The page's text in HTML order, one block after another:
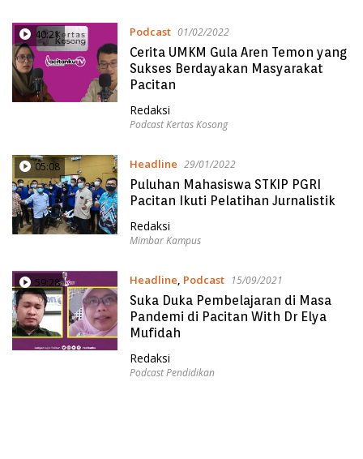
40:21 Podcast 01/02/2022
Cerita UMKM Gula Aren Temon yang
Sukses Berdayakan Masyarakat
Pacitan
Redaksi
Podcast Kertas Kosong
05:08 Headline 29/01/2022
Puluhan Mahasiswa STKIP PGRI
Pacitan Ikuti Pelatihan Jurnalistik
Redaksi
Mimbar Kampus
59:28 Headline Podcast 15/09/2021
Suka Duka Pembelajaran di Masa
Pandemi di Pacitan With Dr Elya
Mufidah
Redaksi
Podcast Pendidikan